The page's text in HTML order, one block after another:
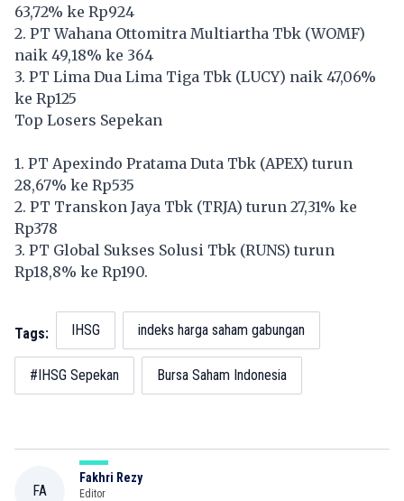
63,72% ke Rp924
2. PT Wahana Ottomitra Multiartha Tbk (WOMF)
naik 49,18% ke 364
3. PT Lima Dua Lima Tiga Tbk (LUCY) naik 47,06%
ke Rp125
Top Losers Sepekan
1. PT Apexindo Pratama Duta Tbk (APEX) turun
28,67% ke Rp535
2. PT Transkon Jaya Tbk (TRJA) turun 27,31% ke
Rp378
3. PT Global Sukses Solusi Tbk (RUNS) turun
Rp18,8% ke Rp190.
Tags: IHSG indeks harga saham gabungan
#IHSG Sepekan Bursa Saham Indonesia
FA
Fakhri Rezy
Editor